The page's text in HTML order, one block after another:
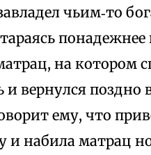
чьим‑то
на котором
и вернулся поздно
ему, что
и набила матрац